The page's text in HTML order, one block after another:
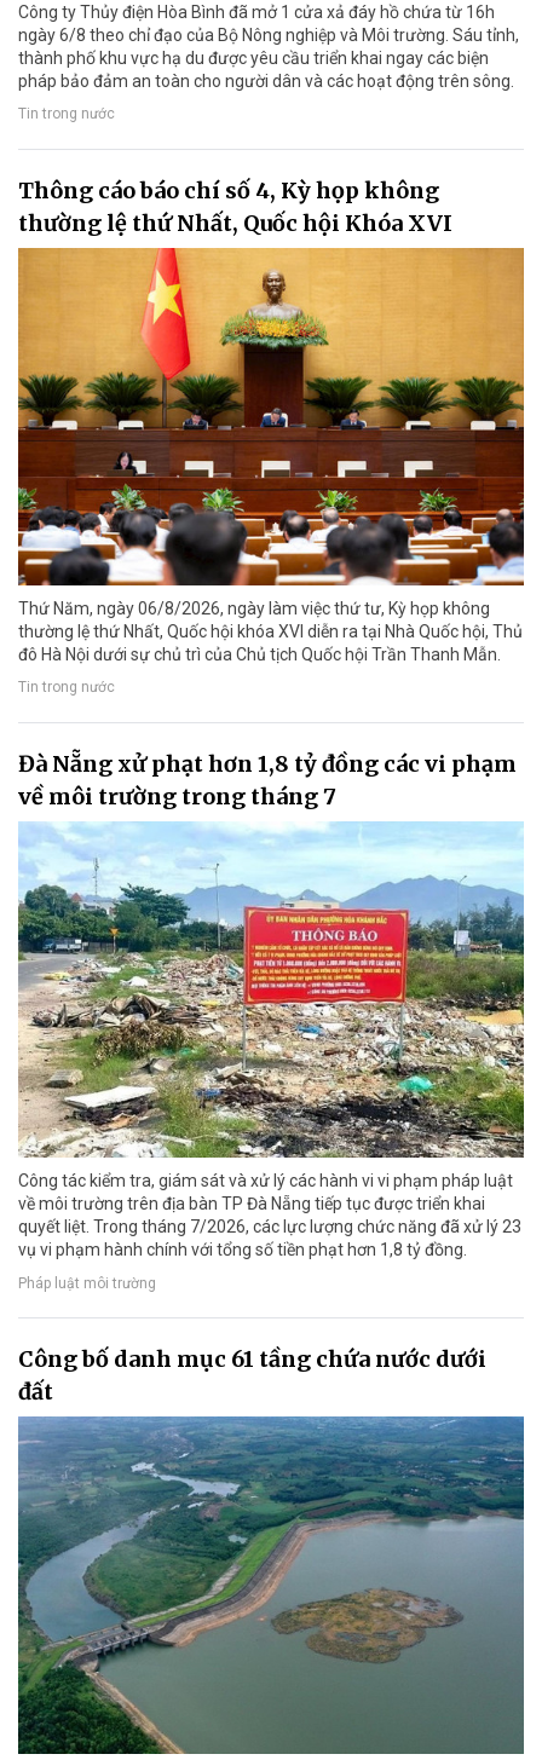
Công ty Thủy điện Hòa Bình đã mở 1 cửa xả đáy hồ chứa từ 16h
ngày 6/8 theo chỉ đạo của Bộ Nông nghiệp và Môi trường. Sáu tỉnh,
thành phố khu vực hạ du được yêu cầu triển khai ngay các biện
pháp bảo đảm an toàn cho người dân và các hoạt động trên sông.
Tin trong nước
Thông cáo báo chí số 4, Kỳ họp không
thường lệ thứ Nhất, Quốc hội Khóa XVI
Thứ Năm, ngày 06/8/2026, ngày làm việc thứ tư, Kỳ họp không
thường lệ thứ Nhất, Quốc hội khóa XVI diễn ra tại Nhà Quốc hội, Thủ
đô Hà Nội dưới sự chủ trì của Chủ tịch Quốc hội Trần Thanh Mẫn.
Tin trong nước
Đà Nẵng xử phạt hơn 1,8 tỷ đồng các vi phạm
về môi trường trong tháng 7
Công tác kiểm tra, giám sát và xử lý các hành vi vi phạm pháp luật
về môi trường trên địa bàn TP Đà Nẵng tiếp tục được triển khai
quyết liệt. Trong tháng 7/2026, các lực lượng chức năng đã xử lý 23
vụ vi phạm hành chính với tổng số tiền phạt hơn 1,8 tỷ đồng.
Pháp luật môi trường
Công bố danh mục 61 tầng chứa nước dưới
đất